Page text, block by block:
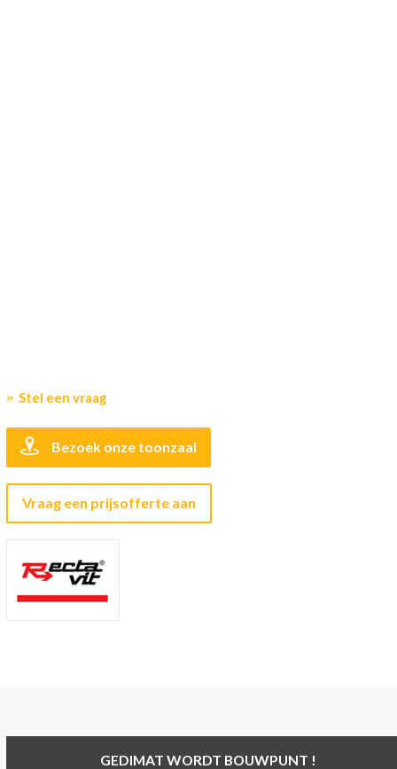
Stel een vraag
Bezoek onze toonzaal
Vraag een prijsofferte aan
GEDIMAT WORDT BOUWPUNT !